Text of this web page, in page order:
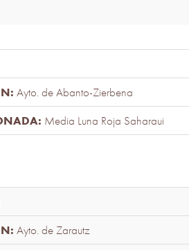
Ayto. de Abanto-Zierbena
Media Luna Roja Saharaui
Ayto. de Zarautz